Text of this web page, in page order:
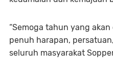
“Semoga tahun yang
penuh harapan,
seluruh masyarakat